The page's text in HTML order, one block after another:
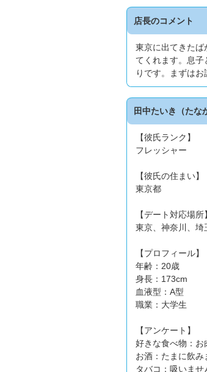
店長のコメント
東京に出てきたば
てくれます。息
りです。まずは
田中たいき（たな
【彼氏ランク】
フレッシャー
【彼氏の住まい】
東京都
【デート対応場所】
東京、神奈川、埼
【プロフィール】
年齢：20歳
身長：173cm
血液型：A型
職業：大学生
【アンケート】
好きな食べ物：お
お酒：たまに飲み
タバコ：吸いませ